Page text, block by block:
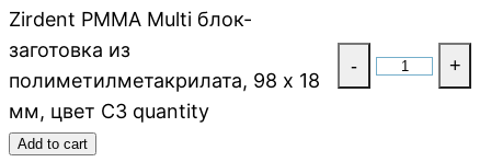
Zirdent PMMA Multi блок-
заготовка из
полиметилметакрилата, 98 х 18
мм, цвет C3 quantity
- +
Add to cart